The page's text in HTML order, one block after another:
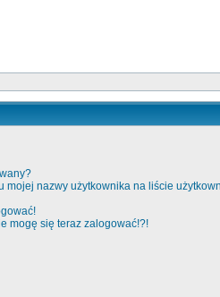
mojej nazwy użytkownika na liście
mogę się teraz zalogować!?!